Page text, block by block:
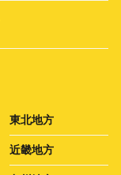
東北地方
近畿地方